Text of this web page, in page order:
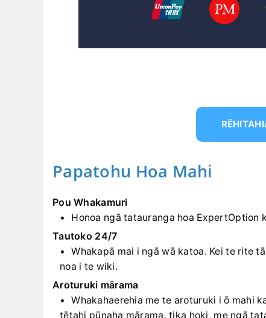
Papatohu Hoa Mahi
Pou Whakamuri
Honoa ngā tatauranga hoa ExpertOption
Tautoko 24/7
Whakapā mai i ngā wā katoa. Kei te rite
noa i te wiki.
Aroturuki mārama
Whakahaerehia me te aroturuki i ō mahi
tētahi pūnaha mārama, tika hoki, me ngā